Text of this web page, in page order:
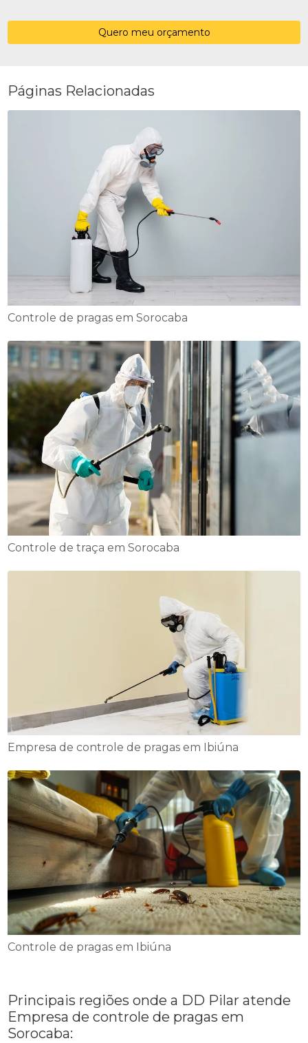
Quero meu orçamento
Páginas Relacionadas
Controle de pragas em Sorocaba
Controle de traça em Sorocaba
Empresa de controle de pragas em Ibiúna
Controle de pragas em Ibiúna
Principais regiões onde a DD Pilar atende
Empresa de controle de pragas em
Sorocaba: